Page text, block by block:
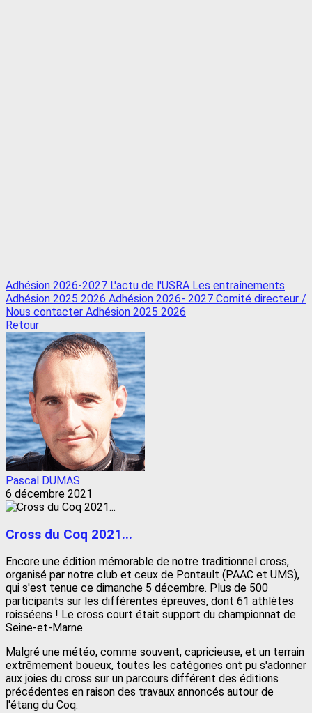
Adhésion 2026-2027 L'actu de l'USRA Les entraînements
Adhésion 2025 2026 Adhésion 2026- 2027 Comité directeur /
Nous contacter Adhésion 2025 2026
Retour
Pascal DUMAS
6 décembre 2021
Cross du Coq 2021...
Encore une édition mémorable de notre traditionnel cross,
organisé par notre club et ceux de Pontault (PAAC et UMS),
qui s'est tenue ce dimanche 5 décembre. Plus de 500
participants sur les différentes épreuves, dont 61 athlètes
roisséens ! Le cross court était support du championnat de
Seine-et-Marne.
Malgré une météo, comme souvent, capricieuse, et un terrain
extrêmement boueux, toutes les catégories ont pu s'adonner
aux joies du cross sur un parcours différent des éditions
précédentes en raison des travaux annoncés autour de
l'étang du Coq.